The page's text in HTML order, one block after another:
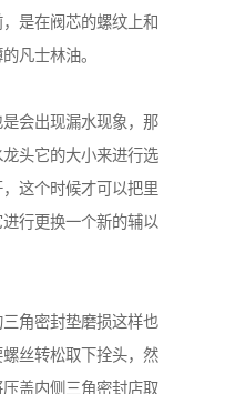
是在阀芯的螺纹上和
的凡士林油。
会出现漏水现象，那
头它的大小来进行选
这个时候才可以把里
行更换一个新的辅以
角密封垫磨损这样也
丝转松取下拴头，然
盖内侧三角密封店取